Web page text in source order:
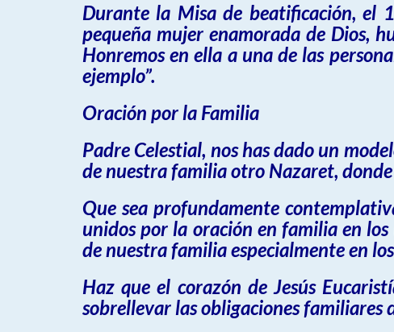
Durante la Misa de beatificación, el
pequeña mujer enamorada de Dios,
Honremos en ella a una de las
ejemplo”.
Oración por la Familia
Padre Celestial, nos has dado un
de nuestra familia otro Nazaret,
Que sea profundamente
unidos por la oración en familia en
de nuestra familia especialmente en
Haz que el corazón de Jesús
sobrellevar las obligaciones familiares